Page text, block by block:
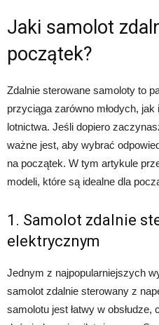
Jaki samolot
początek?
Zdalnie sterowane samoloty to
przyciąga zarówno młodych,
lotnictwa. Jeśli dopiero
ważne jest, aby wybrać
na początek. W tym artykule
modeli, które są idealne dla
1. Samolot zdalnie
elektrycznym
Jednym z najpopularniejszych
samolot zdalnie sterowany z
samolotu jest łatwy w